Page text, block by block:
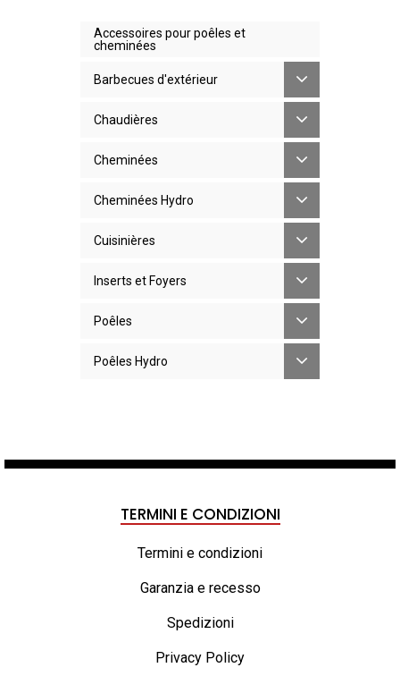
Accessoires pour poêles et
cheminées
Barbecues d'extérieur
Chaudières
Cheminées
Cheminées Hydro
Cuisinières
Inserts et Foyers
Poêles
Poêles Hydro
TERMINI E CONDIZIONI
Termini e condizioni
Garanzia e recesso
Spedizioni
Privacy Policy